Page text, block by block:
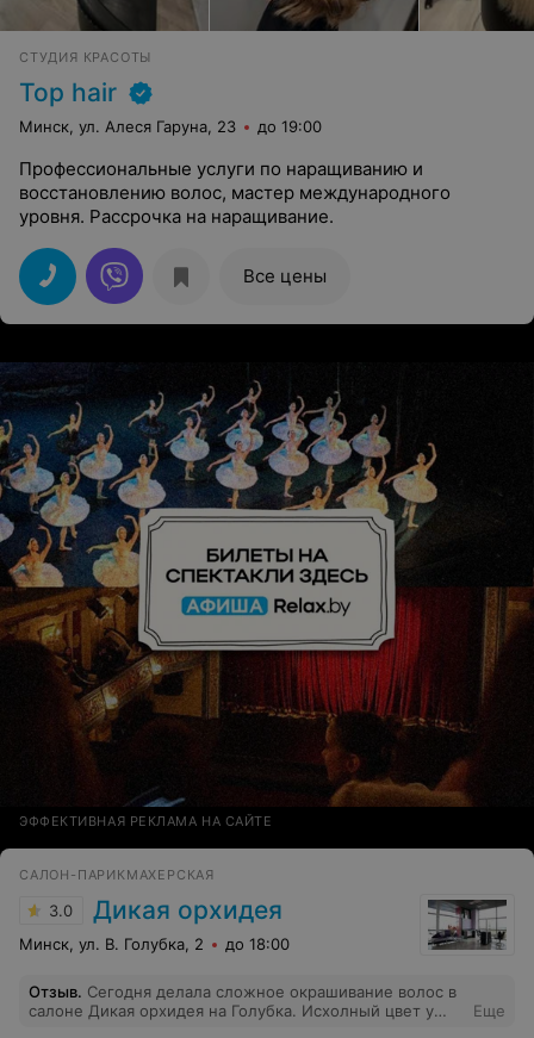
СТУДИЯ КРАСОТЫ
Top hair
Минск, ул. Алеся Гаруна, 23 до 19:00
Профессиональные услуги по наращиванию и
восстановлению волос, мастер международного
уровня. Рассрочка на наращивание.
Все цены
ЭФФЕКТИВНАЯ РЕКЛАМА НА САЙТЕ
САЛОН-ПАРИКМАХЕРСКАЯ
3.0 Дикая орхидея
Минск, ул. В. Голубка, 2 до 18:00
Отзыв. Сегодня делала сложное окрашивание волос в
салоне Дикая орхидея на Голубка. Исхолный цвет у
Еще